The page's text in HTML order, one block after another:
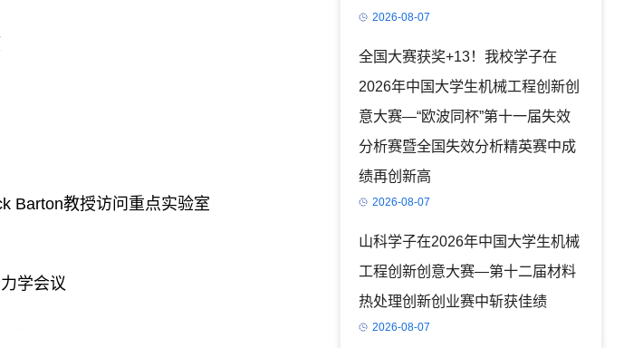
Barton教授访问重点实验室
学会议
2026-08-07
全国大赛获奖+13！我校学子在
2026年中国大学生机械工程创新创
意大赛—“欧波同杯”第十一届失效
分析赛暨全国失效分析精英赛中成
绩再创新高
2026-08-07
山科学子在2026年中国大学生机械
工程创新创意大赛—第十二届材料
热处理创新创业赛中斩获佳绩
2026-08-07